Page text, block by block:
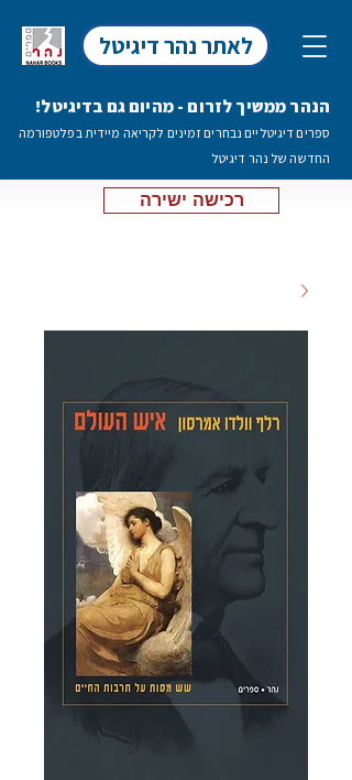
לאתר נהר דיגיטל
הנהר ממשיך לזרום - מהיום גם בדיגיטל!
ספרים דיגיטליים נבחרים זמינים לקריאה מיידית בפלטפורמה
החדשה של נהר דיגיטל
רכישה ישירה